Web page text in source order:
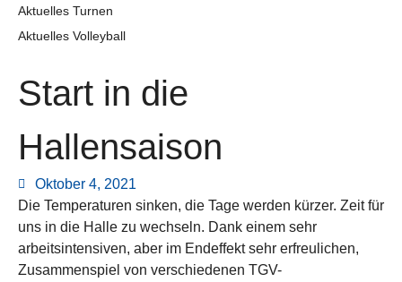
Aktuelles Turnen
Aktuelles Volleyball
Start in die
Hallensaison
Oktober 4, 2021
Die Temperaturen sinken, die Tage werden kürzer. Zeit für
uns in die Halle zu wechseln. Dank einem sehr
arbeitsintensiven, aber im Endeffekt sehr erfreulichen,
Zusammenspiel von verschiedenen TGV-